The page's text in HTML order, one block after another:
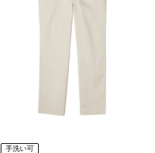
手洗い可